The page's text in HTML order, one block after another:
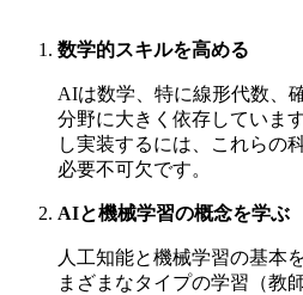
数学的スキルを高める
AIは数学、特に線形代数、
分野に大きく依存していま
し実装するには、これらの
必要不可欠です。
AIと機械学習の概念を学ぶ
人工知能と機械学習の基本
まざまなタイプの学習（教